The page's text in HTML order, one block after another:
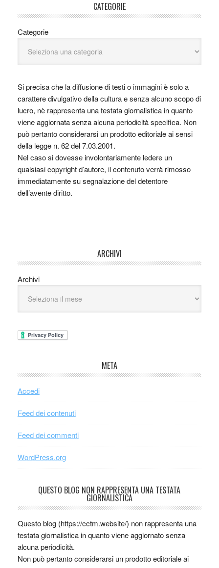
CATEGORIE
Categorie
Si precisa che la diffusione di testi o immagini è solo a
carattere divulgativo della cultura e senza alcuno scopo di
lucro, nè rappresenta una testata giornalistica in quanto
viene aggiornata senza alcuna periodicità specifica. Non
può pertanto considerarsi un prodotto editoriale ai sensi
della legge n. 62 del 7.03.2001.
Nel caso si dovesse involontariamente ledere un
qualsiasi copyright d’autore, il contenuto verrà rimosso
immediatamente su segnalazione del detentore
dell’avente diritto.
ARCHIVI
Archivi
META
Accedi
Feed dei contenuti
Feed dei commenti
WordPress.org
QUESTO BLOG NON RAPPRESENTA UNA TESTATA
GIORNALISTICA
Questo blog (https://cctm.website/) non rappresenta una
testata giornalistica in quanto viene aggiornato senza
alcuna periodicità.
Non può pertanto considerarsi un prodotto editoriale ai